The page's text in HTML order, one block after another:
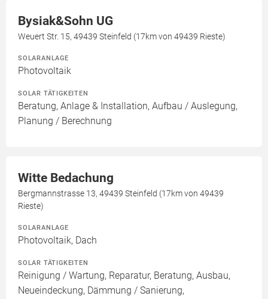
Bysiak&Sohn UG
Weuert Str. 15, 49439 Steinfeld (17km von 49439 Rieste)
SOLARANLAGE
Photovoltaik
SOLAR TÄTIGKEITEN
Beratung, Anlage & Installation, Aufbau / Auslegung,
Planung / Berechnung
Witte Bedachung
Bergmannstrasse 13, 49439 Steinfeld (17km von 49439
Rieste)
SOLARANLAGE
Photovoltaik, Dach
SOLAR TÄTIGKEITEN
Reinigung / Wartung, Reparatur, Beratung, Ausbau,
Neueindeckung, Dämmung / Sanierung,